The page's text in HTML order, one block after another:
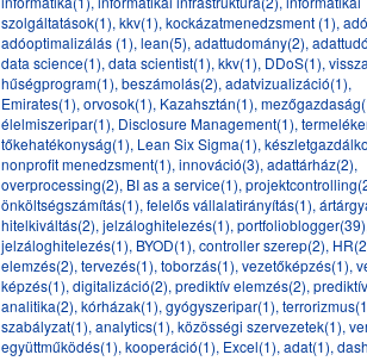
szolgáltatások(1), kkv(1), kockázatmenedzsment (1),
adóoptimalizálás (1), lean(5), adattudomány(2),
data science(1), data scientist(1), kkv(1), DDoS(1),
hűségprogram(1), beszámolás(2), adatvizualizáció(1),
Emirates(1), orvosok(1), Kazahsztán(1),
élelmiszeripar(1), Disclosure Management(1),
tőkehatékonyság(1), Lean Six Sigma(1),
nonprofit menedzsment(1), innováció(3), adattárház(2),
overprocessing(2), BI as a service(1),
önköltségszámítás(1), felelős vállalatirányítás(1),
hitelkiváltás(2), jelzáloghitelezés(1), portfolioblogger(39)
jelzáloghitelezés(1), BYOD(1), controller szerep(2),
elemzés(2), tervezés(1), toborzás(1), vezetőképzés(1),
képzés(1), digitalizáció(2), prediktív elemzés(2), prediktív
analitika(2), kórházak(1), gyógyszeripar(1),
szabályzat(1), analytics(1), közösségi szervezetek(1),
együttműködés(1), kooperáció(1), Excel(1), adat(1),